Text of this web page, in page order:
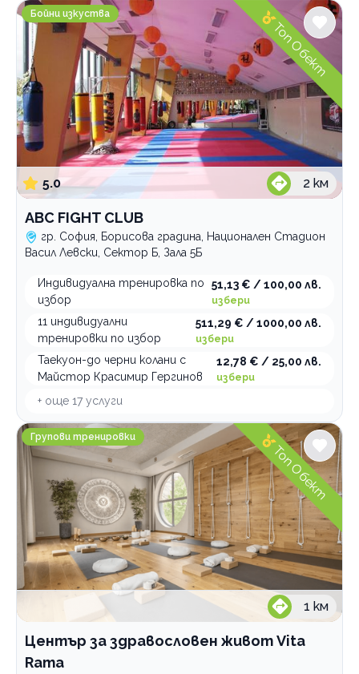
ABC FIGHT CLUB
Бойни изкуства
5.0 2 км
ABC FIGHT CLUB
гр. София, Борисова градина, Национален Стадион
Васил Левски, Сектор Б, Зала 5Б
Индивидуална тренировка по
избор
51,13 € / 100,00 лв.
избери
11 индивидуални
тренировки по избор
511,29 € / 1000,00 лв.
избери
Таекуон-до черни колани с
Майстор Красимир Гергинов
12,78 € / 25,00 лв.
избери
+ още 17 услуги
Топ Обект
Център за здравословен живот Vita Rama
Групови тренировки
1 км
Център за здравословен живот Vita
Rama
Топ Обект